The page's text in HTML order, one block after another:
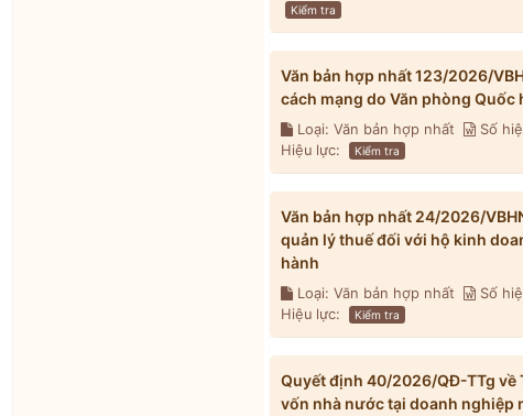
Kiểm tra
Văn bản hợp nhất 123/2026/
cách mạng do Văn phòng Quốc
Loại: Văn bản hợp nhất Số
Hiệu lực:
Kiểm tra
Văn bản hợp nhất 24/2026/
quản lý thuế đối với hộ kinh
hành
Loại: Văn bản hợp nhất Số
Hiệu lực:
Kiểm tra
Quyết định 40/2026/QĐ-TTg về
vốn nhà nước tại doanh nghiệp